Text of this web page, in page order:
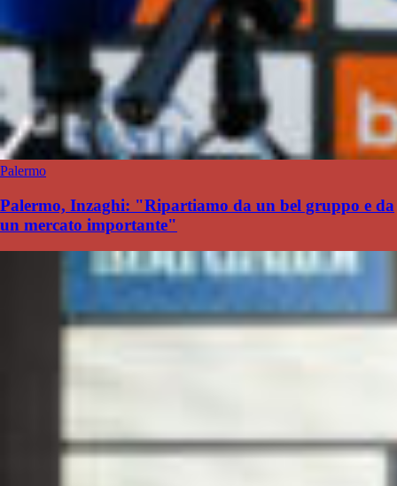
Palermo
Palermo, Inzaghi: "Ripartiamo da un bel gruppo e da
un mercato importante"